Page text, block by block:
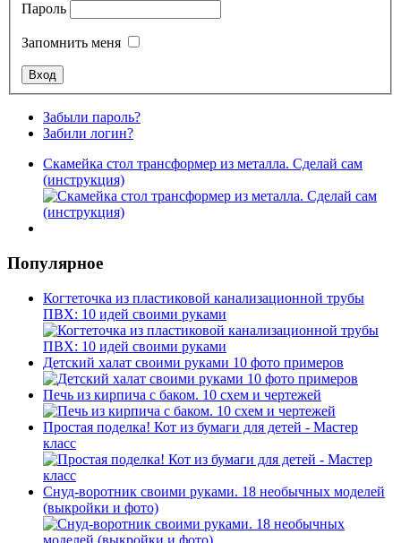
Пароль
Запомнить меня
Забыли пароль?
Забили логин?
Скамейка стол трансформер из металла. Сделай сам
(инструкция)
Популярное
Когтеточка из пластиковой канализационной трубы
ПВХ: 10 идей своими руками
Детский халат своими руками 10 фото примеров
Печь из кирпича с баком. 10 схем и чертежей
Простая поделка! Кот из бумаги для детей - Мастер
класс
Снуд-воротник своими руками. 18 необычных моделей
(выкройки и фото)